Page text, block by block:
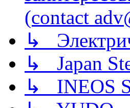
(contact
↳
↳ Japan
↳ INEOS